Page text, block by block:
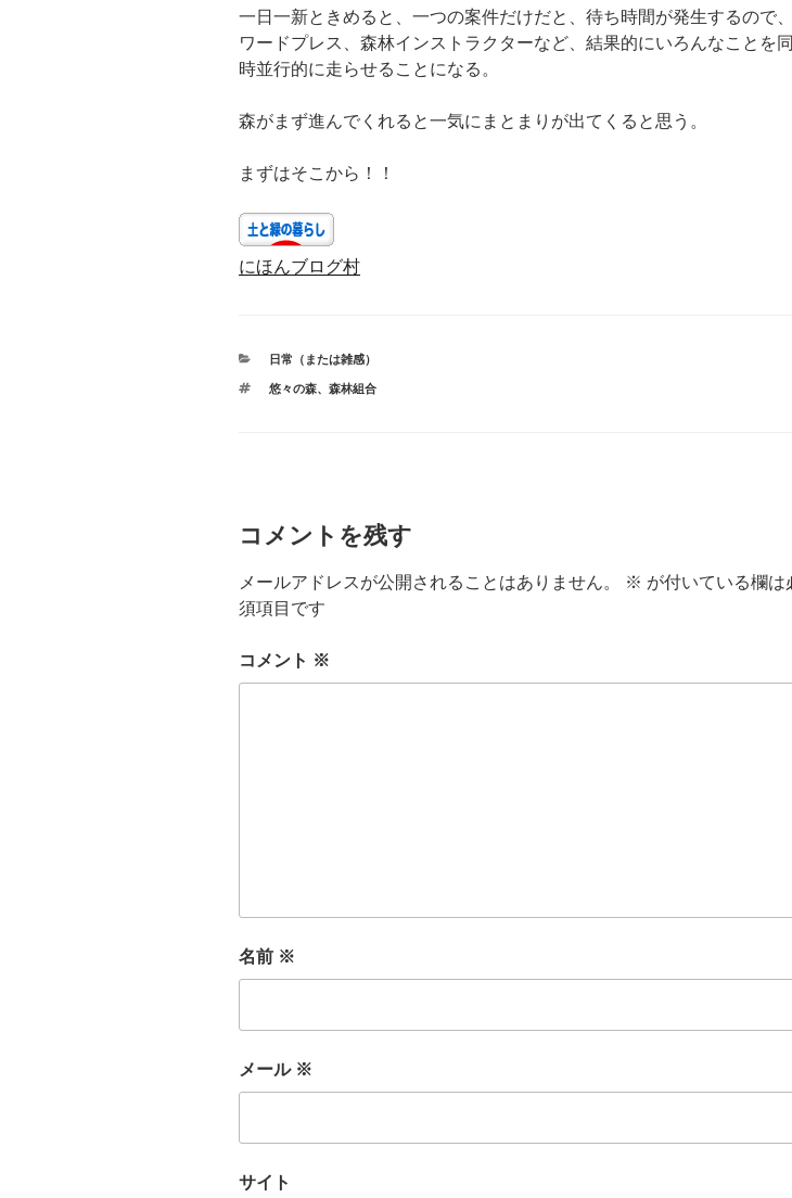
一日一新ときめると、一つの案件だけだと、待ち時間が発生するので、
ワードプレス、森林インストラクターなど、結果的にいろんなことを同
時並行的に走らせることになる。
森がまず進んでくれると一気にまとまりが出てくると思う。
まずはそこから！！
にほんブログ村
カ
ゴ
日常（または雑感）
タ
悠々の森、 森林組合
コメントを残す
メールアドレスが公開されることはありません。 ※ が付いている欄は
須項目です
コメント ※
名前 ※
メール ※
サイト